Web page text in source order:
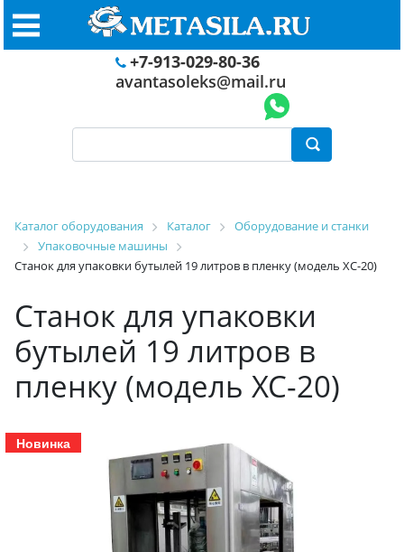
+7-913-029-80-36
avantasoleks@mail.ru
Каталог оборудования Каталог
Оборудование и станки
Упаковочные машины
Станок для упаковки бутылей 19 литров в пленку (модель XC-20)
Станок для упаковки
бутылей 19 литров в
пленку (модель XC-20)
Новинка